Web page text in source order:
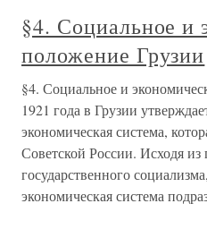
§4. Социальное и
положение Грузии
§4. Социальное и
1921 года в Грузии
экономическая система,
Советской России. Исходя
государственного
экономическая система